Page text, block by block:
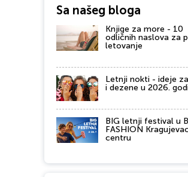
Sa našeg bloga
Knjige za more - 10
odličnih naslova za
letovanje
Letnji nokti - ideje
i dezene u 2026.
BIG letnji festival u
FASHION
centru